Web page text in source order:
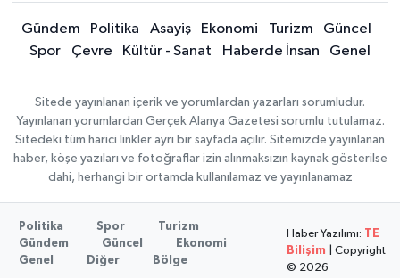
Gündem Politika Asayiş Ekonomi Turizm
Güncel
Spor
Çevre Kültür - Sanat Haberde İnsan Genel
Sitede yayınlanan içerik ve yorumlardan yazarları sorumludur.
Yayınlanan yorumlardan Gerçek Alanya Gazetesi sorumlu tutulamaz.
Sitedeki tüm harici linkler ayrı bir sayfada açılır. Sitemizde yayınlanan
haber, köşe yazıları ve fotoğraflar izin alınmaksızın kaynak gösterilse
dahi, herhangi bir ortamda kullanılamaz ve yayınlanamaz
Politika Spor
Turizm
Gündem
Güncel
Ekonomi
Genel
Diğer Bölge
Haber Yazılımı:
TE
Bilişim | Copyright
© 2026